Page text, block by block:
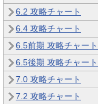
6.2 攻略チャート
6.4 攻略チャート
6.5前期 攻略チャート
6.5後期 攻略チャート
7.0 攻略チャート
7.2 攻略チャート